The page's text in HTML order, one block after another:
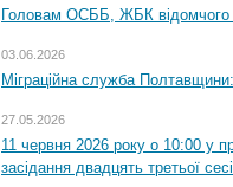
Головам ОСББ, ЖБК відомчого
03.06.2026
Міграційна служба
27.05.2026
11 червня 2026 року о 10:00 у
засідання двадцять третьої